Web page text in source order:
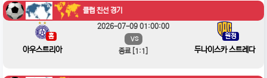
클럽 친선 경기
홈
아우스트리아
2026-07-09 01:00:00
VS
종료 [1:1]
원정
두나이스카 스트레다